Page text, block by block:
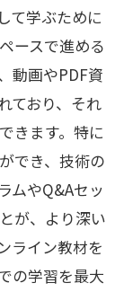
資格一覧
る
スト通信
析
魅力
ツ
ェック
方
て学ぶために
ースで進める
動画やPDF資
ており、それ
きます。特に
でき、技術の
ムやQ&Aセッ
が、より深い
ライン教材を
の学習を最大